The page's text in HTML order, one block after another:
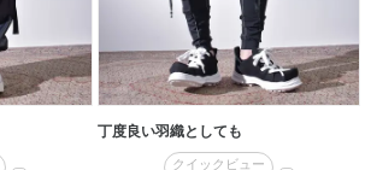
丁度良い羽織としても
クイックビュー